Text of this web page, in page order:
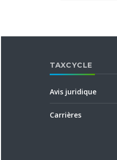
TAXCYCLE
Avis juridique
Carrières